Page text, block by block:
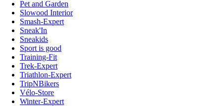
Pet and Garden
Slowood Interior
Smash-Expert
Sneak'In
Sneakids
Sport is good
Training-Fit
Trek-Expert
Triathlon-Expert
TripNBikers
Vélo-Store
Winter-Expert